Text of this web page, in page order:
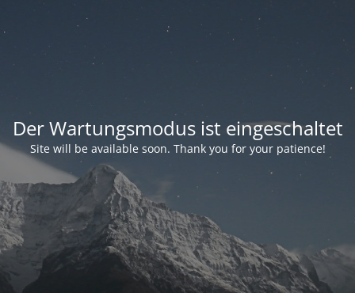
Der Wartungsmodus ist eingeschaltet
Site will be available soon. Thank you for your patience!